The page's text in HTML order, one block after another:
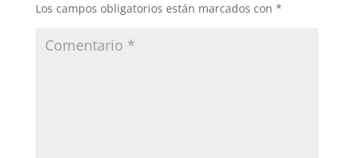
Los campos obligatorios están marcados con *